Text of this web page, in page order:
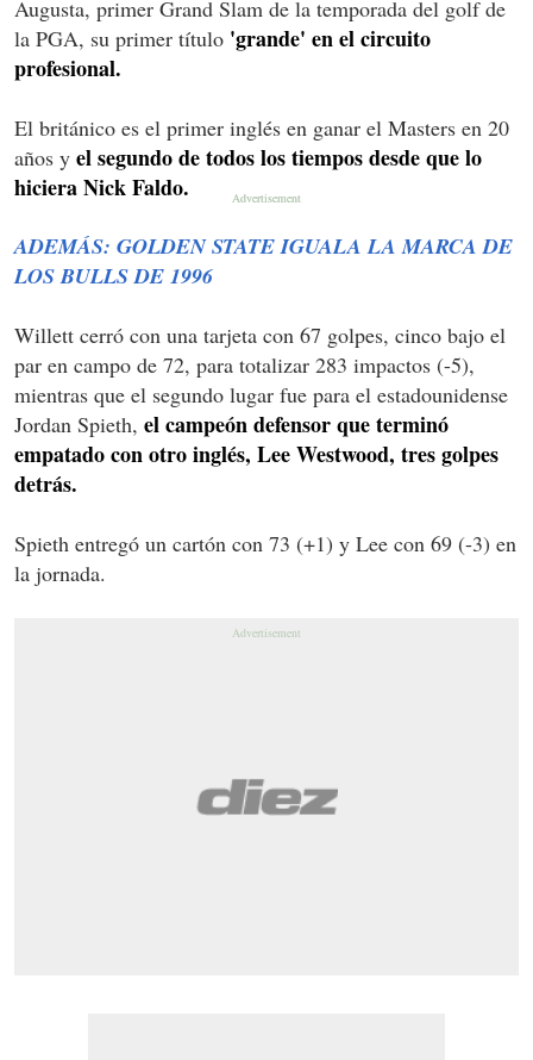
Augusta, primer Grand Slam de la temporada del golf de
la PGA, su primer título 'grande' en el circuito
profesional.
El británico es el primer inglés en ganar el Masters en 20
años y el segundo de todos los tiempos desde que lo
hiciera Nick Faldo.
ADEMÁS: GOLDEN STATE IGUALA LA MARCA DE
LOS BULLS DE 1996
Willett cerró con una tarjeta con 67 golpes, cinco bajo el
par en campo de 72, para totalizar 283 impactos (-5),
mientras que el segundo lugar fue para el estadounidense
Jordan Spieth, el campeón defensor que terminó
empatado con otro inglés, Lee Westwood, tres golpes
detrás.
Spieth entregó un cartón con 73 (+1) y Lee con 69 (-3) en
la jornada.